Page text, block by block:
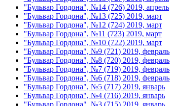
"Бульвар Гордона", №14 (726) 2019, апрель
"Бульвар Гордона", №13 (725) 2019, март
"Бульвар Гордона", №12 (724) 2019, март
"Бульвар Гордона", №11 (723) 2019, март
"Бульвар Гордона", №10 (722) 2019, март
"Бульвар Гордона", №9 (721) 2019, февраль
"Бульвар Гордона", №8 (720) 2019, февраль
"Бульвар Гордона", №7 (719) 2019, февраль
"Бульвар Гордона", №6 (718) 2019, февраль
"Бульвар Гордона", №5 (717) 2019, январь
"Бульвар Гордона", №4 (716) 2019, январь
"Бульвар Гордона", №3 (715) 2019, январь